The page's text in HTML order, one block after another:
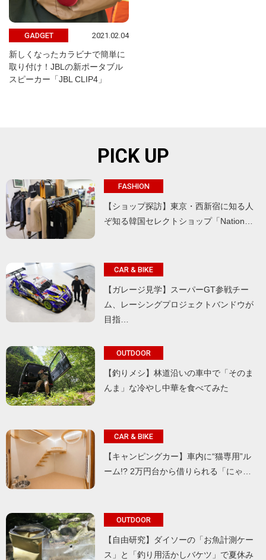
GADGET 2021.02.04
新しくなったカラビナで簡単に
取り付け！JBLの新ポータブル
スピーカー「JBL CLIP4」
PICK UP
FASHION
【ショップ探訪】東京・西新宿に知る人
ぞ知る韓国セレクトショップ「Nation…
CAR & BIKE
【ガレージ見学】スーパーGT参戦チー
ム、レーシングプロジェクトバンドウが
目指…
OUTDOOR
【釣りメシ】林道沿いの車中で「そのま
んま」な冷やし中華を食べてみた
CAR & BIKE
【キャンピングカー】車内に“猫専用”ル
ーム!? 2万円台から借りられる「にゃ…
OUTDOOR
【自由研究】ダイソーの「お魚計測ケー
ス」と「釣り用活かしバケツ」で夏休み